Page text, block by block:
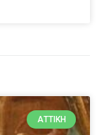
ΑΤΤΙΚΉ